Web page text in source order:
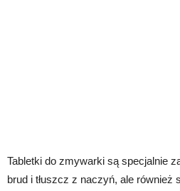
Tabletki do zmywarki są specjalnie
brud i tłuszcz z naczyń, ale również